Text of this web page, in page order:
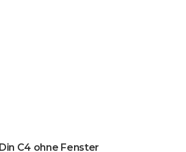
Din C4 ohne Fenster